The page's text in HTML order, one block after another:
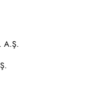
A.Ş.